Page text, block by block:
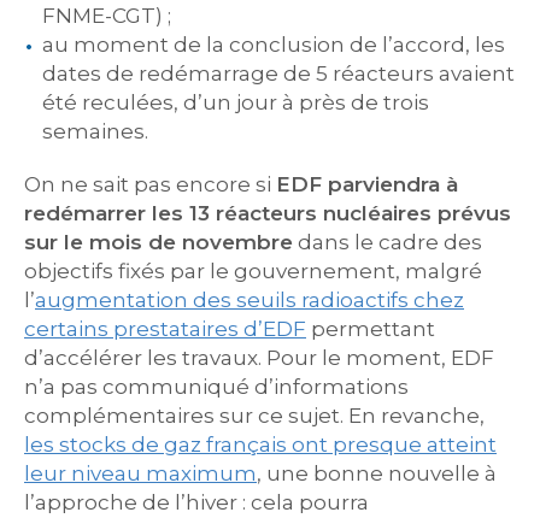
FNME-CGT) ;
au moment de la conclusion de l’accord, les
dates de redémarrage de 5 réacteurs avaient
été reculées, d’un jour à près de trois
semaines.
On ne sait pas encore si EDF parviendra à
redémarrer les 13 réacteurs nucléaires prévus
sur le mois de novembre dans le cadre des
objectifs fixés par le gouvernement, malgré
l’augmentation des seuils radioactifs chez
certains prestataires d’EDF permettant
d’accélérer les travaux. Pour le moment, EDF
n’a pas communiqué d’informations
complémentaires sur ce sujet. En revanche,
les stocks de gaz français ont presque atteint
leur niveau maximum, une bonne nouvelle à
l’approche de l’hiver : cela pourra